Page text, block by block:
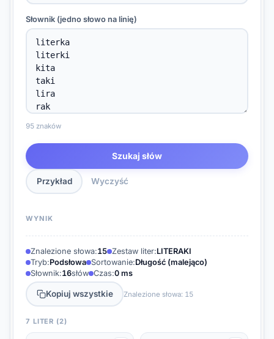
Słownik (jedno słowo na linię)
95 znaków
Szukaj słów
Przykład Wyczyść
WYNIK
Znalezione słowa:15 Zestaw liter:LITERAKI
Tryb:Podsłowa Sortowanie:Długość (malejąco)
Słownik:16słów Czas:0 ms
Kopiuj wszystkie Znalezione słowa: 15
7 LITER (2)